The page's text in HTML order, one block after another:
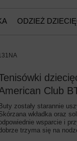
ODZIEŻ
Club
Buty zostały starannie
wkładka oraz
wsparcie i
trzyma się na